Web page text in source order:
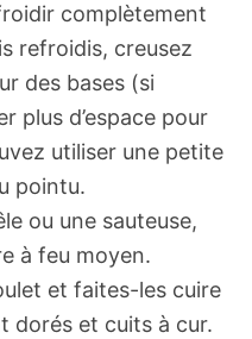
complètement
refroidis, creusez
des bases (si
plus d’espace pour
utiliser une petite
pointu.
ou une sauteuse,
à feu moyen.
et faites-les cuire
dorés et cuits à cur.